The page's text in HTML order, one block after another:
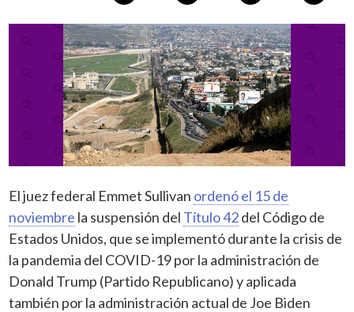
El juez federal Emmet Sullivan ordenó el 15 de
noviembre la suspensión del Título 42del Código de
Estados Unidos, que se implementó durante la crisis de
la pandemia del COVID-19 por la administración de
Donald Trump (Partido Republicano) y aplicada
también por la administración actual de Joe Biden